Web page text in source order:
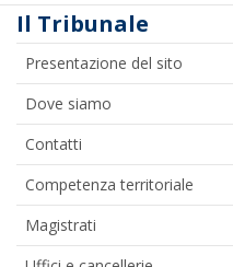
Il Tribunale
Presentazione del sito
Dove siamo
Contatti
Competenza territoriale
Magistrati